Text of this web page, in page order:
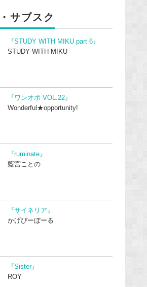
サブスク
『STUDY WITH MIKU part 6』
STUDY WITH MIKU
『ワンオポ VOL.22』
Wonderful★opportunity!
『ruminate』
藍宮ことの
『サイネリア』
かげぴーぼーる
『Sister』
ROY